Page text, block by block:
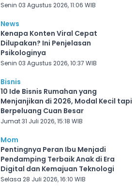
Senin 03 Agustus 2026, 11:06 WIB
News
Kenapa Konten Viral Cepat
Dilupakan? Ini Penjelasan
Psikologinya
Senin 03 Agustus 2026, 10:37 WIB
Bisnis
10 Ide Bisnis Rumahan yang
Menjanjikan di 2026, Modal Kecil tapi
Berpeluang Cuan Besar
Jumat 31 Juli 2026, 15:18 WIB
Mom
Pentingnya Peran Ibu Menjadi
Pendamping Terbaik Anak di Era
Digital dan Kemajuan Teknologi
Selasa 28 Juli 2026, 16:10 WIB